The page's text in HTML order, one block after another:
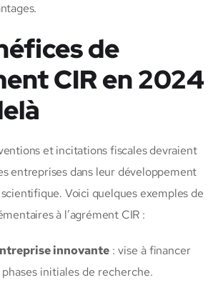
de
CIR en 2024
et incitations fiscales devraient
entreprises dans leur développement
Voici quelques exemples de
à l’agrément CIR :
innovante : vise à financer
initiales de recherche.